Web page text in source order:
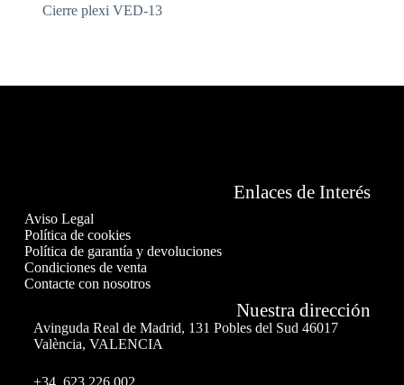
Cierre plexi VED-13
Enlaces de Interés
Aviso Legal
Política de cookies
Política de garantía y devoluciones
Condiciones de venta
Contacte con nosotros
Nuestra dirección
Avinguda Real de Madrid, 131 Pobles del Sud 46017
València, VALENCIA